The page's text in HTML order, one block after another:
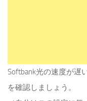
Softbank光の速度が遅
を確認しましょう。